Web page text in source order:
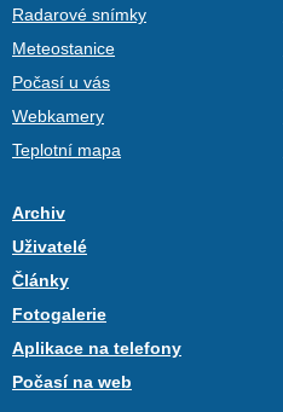
Radarové snímky
Meteostanice
Počasí u vás
Webkamery
Teplotní mapa
Archiv
Uživatelé
Články
Fotogalerie
Aplikace na telefony
Počasí na web